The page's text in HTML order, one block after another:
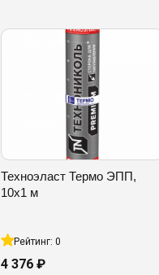
Техноэласт Термо ЭПП,
10х1 м
Рейтинг: 0
4 376 ₽